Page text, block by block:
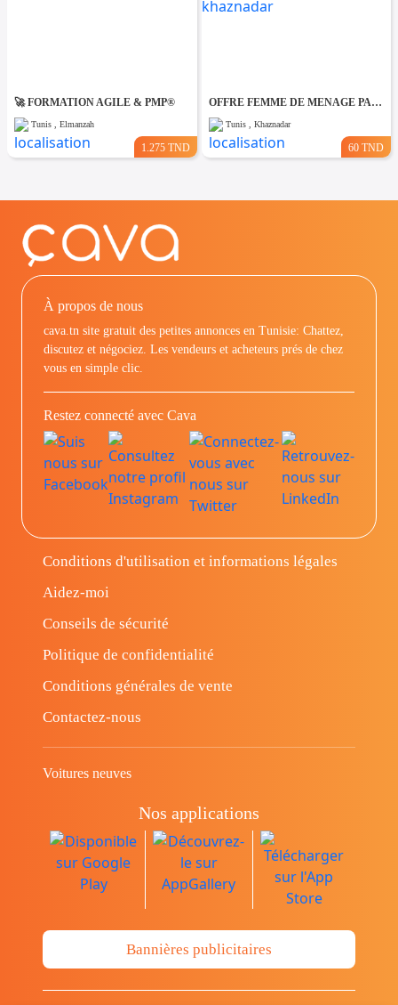
🚀 FORMATION AGILE & PMP®
Tunis , Elmanzah
1.275 TND
OFFRE FEMME DE MENAGE PAR JOUR A khaznadar
Tunis , Khaznadar
60 TND
À propos de nous
cava.tn site gratuit des petites annonces en Tunisie: Chattez,
discutez et négociez. Les vendeurs et acheteurs prés de chez
vous en simple clic.
Restez connecté avec Cava
Conditions d'utilisation et informations légales
Aidez-moi
Conseils de sécurité
Politique de confidentialité
Conditions générales de vente
Contactez-nous
Voitures neuves
Nos applications
Bannières publicitaires